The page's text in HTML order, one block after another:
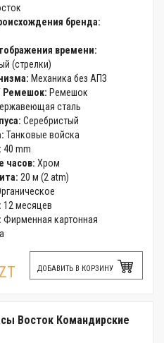
бренда:
времени:
(стрелки)
Механика без АПЗ
Ремешок: Ремешок
сталь
Серебристый
Танковые войска
40 mm
часов: Хром
20 м (2 atm)
12 месяцев
Фирменная картонная
ДОБАВИТЬ В КОРЗИНУ
Восток Командирские